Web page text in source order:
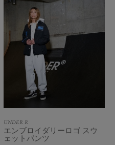
UNDER R
エンブロイダリーロゴ スウ
ェットパンツ